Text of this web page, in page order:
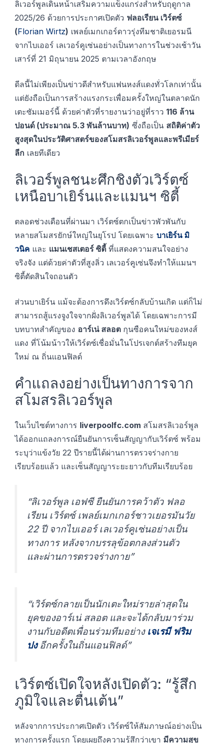
ลิเวอร์พูลเดินหน้าเสริมความแข็งแกร่งสำหรับฤดูกาล
2025/26 ด้วยการประกาศเปิดตัว ฟลอเรียน เวิร์ตซ์
(Florian Wirtz) เพลย์เมกเกอร์ดาวรุ่งทีมชาติเยอรมนี
จากไบเออร์ เลเวอร์คูเซ่นอย่างเป็นทางการในช่วงเช้าวัน
เสาร์ที่ 21 มิถุนายน 2025 ตามเวลาอังกฤษ
ดีลนี้ไม่เพียงเป็นข่าวดีสำหรับแฟนหงส์แดงทั่วโลกเท่านั้น
แต่ยังถือเป็นการสร้างแรงกระเพื่อมครั้งใหญ่ในตลาดนัก
เตะซัมเมอร์นี้ ด้วยค่าตัวที่รายงานว่าอยู่ที่ราว 116 ล้าน
ปอนด์ (ประมาณ 5.3 พันล้านบาท) ซึ่งถือเป็น สถิติค่าตัว
สูงสุดในประวัติศาสตร์ของสโมสรลิเวอร์พูลและพรีเมียร์
ลีก เลยทีเดียว
ลิเวอร์พูลชนะศึกชิงตัวเวิร์ตซ์
เหนือบาเยิร์นและแมนฯ ซิตี้
ตลอดช่วงเดือนที่ผ่านมา เวิร์ตซ์ตกเป็นข่าวพัวพันกับ
หลายสโมสรยักษ์ใหญ่ในยุโรป โดยเฉพาะ บาเยิร์น มิ
วนิค และ แมนเชสเตอร์ ซิตี้ ที่แสดงความสนใจอย่าง
จริงจัง แต่ด้วยค่าตัวที่สูงลิ่ว เลเวอร์คูเซ่นจึงทำให้แมนฯ
ซิตี้ตัดสินใจถอนตัว
ส่วนบาเยิร์น แม้จะต้องการดึงเวิร์ตซ์กลับบ้านเกิด แต่ก็ไม่
สามารถสู้แรงจูงใจจากฝั่งลิเวอร์พูลได้ โดยเฉพาะการมี
บทบาทสำคัญของ อาร์เน่ สลอต กุนซือคนใหม่ของหงส์
แดง ที่โน้มน้าวให้เวิร์ตซ์เชื่อมั่นในโปรเจกต์สร้างทีมยุค
ใหม่ ณ ถิ่นแอนฟิลด์
คำแถลงอย่างเป็นทางการจาก
สโมสรลิเวอร์พูล
ในเว็บไซต์ทางการ liverpoolfc.com สโมสรลิเวอร์พูล
ได้ออกแถลงการณ์ยืนยันการเซ็นสัญญากับเวิร์ตซ์ พร้อม
ระบุว่าแข้งวัย 22 ปีรายนี้ได้ผ่านการตรวจร่างกาย
เรียบร้อยแล้ว และเซ็นสัญญาระยะยาวกับทีมเรียบร้อย
“ลิเวอร์พูล เอฟซี ยืนยันการคว้าตัว ฟลอ
เรียน เวิร์ตซ์ เพลย์เมกเกอร์ชาวเยอรมันวัย
22 ปี จากไบเออร์ เลเวอร์คูเซ่นอย่างเป็น
ทางการ หลังจากบรรลุข้อตกลงส่วนตัว
และผ่านการตรวจร่างกาย”
“เวิร์ตซ์กลายเป็นนักเตะใหม่รายล่าสุดใน
ยุคของอาร์เน่ สลอต และจะได้กลับมาร่วม
งานกับอดีตเพื่อนร่วมทีมอย่าง เจเรมี ฟริม
ปงอีกครั้งในถิ่นแอนฟิลด์”
เวิร์ตซ์เปิดใจหลังเปิดตัว: “รู้สึก
ภูมิใจและตื่นเต้น”
หลังจากการประกาศเปิดตัว เวิร์ตซ์ให้สัมภาษณ์อย่างเป็น
ทางการครั้งแรก โดยเผยถึงความรู้สึกว่าเขา มีความสุข